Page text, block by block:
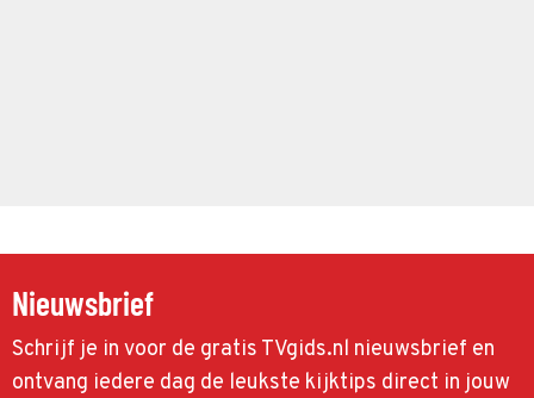
Nieuwsbrief
Schrijf je in voor de gratis TVgids.nl nieuwsbrief en
ontvang iedere dag de leukste kijktips direct in jouw